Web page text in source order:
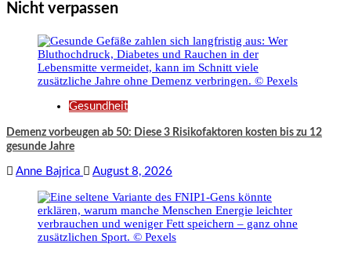
Nicht verpassen
Gesundheit
Demenz vorbeugen ab 50: Diese 3 Risikofaktoren kosten bis zu 12
gesunde Jahre
Anne Bajrica August 8, 2026